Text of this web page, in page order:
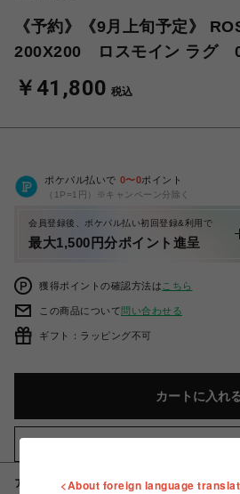
《予約》《9月上旬予定》
200X200 ロスモイン ラグ
￥41,800 税込
ポケパル払いで 0〜0ポイント
（1P=1円）※キャンペーン分除く
会員登録後、ポケパル払い初回登録&利用で
最大1,500円分ポイント進呈
獲得ポイントの確認方法は こちら
この商品について問い合わせる
ギフト：ラッピング不可
カートに入れ
アイテム説明 / 素材
<About foreign language